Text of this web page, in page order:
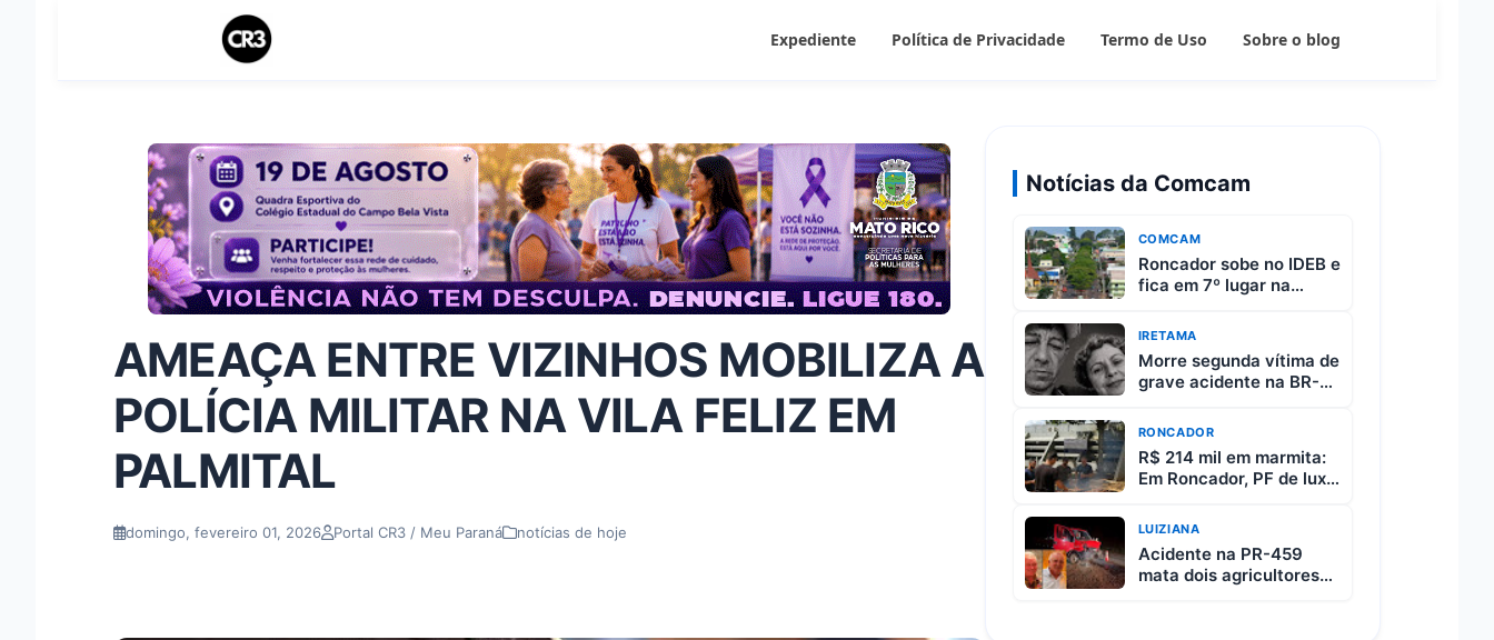
Expediente Política de Privacidade Termo de Uso Sobre o blog
AMEAÇA ENTRE VIZINHOS MOBILIZA A
POLÍCIA MILITAR NA VILA FELIZ EM
PALMITAL
domingo, fevereiro 01, 2026 Portal CR3 / Meu Paraná notícias de hoje
Notícias da Comcam
COMCAM
Roncador sobe no IDEB e
fica em 7º lugar na
IRETAMA
Morre segunda vítima de
grave acidente na BR-
Luiziana
RONCADOR
R$ 214 mil em marmita:
Em Roncador, PF de luxo
3 carnes
LUIZIANA
Acidente na PR-459
mata dois agricultores